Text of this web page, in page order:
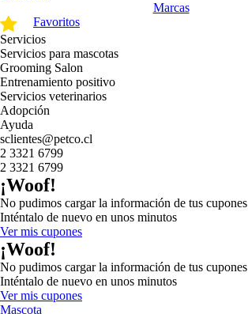
Marcas
Favoritos
Servicios
Servicios para mascotas
Grooming Salon
Entrenamiento positivo
Servicios veterinarios
Adopción
Ayuda
sclientes@petco.cl
2 3321 6799
2 3321 6799
¡Woof!
No pudimos cargar la información de tus cupones
Inténtalo de nuevo en unos minutos
Ver mis cupones
¡Woof!
No pudimos cargar la información de tus cupones
Inténtalo de nuevo en unos minutos
Ver mis cupones
Mascota